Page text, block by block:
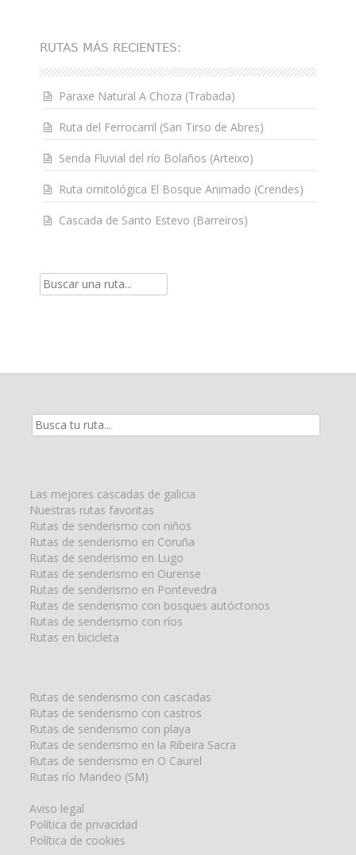
RUTAS MÁS RECIENTES:
Paraxe Natural A Choza (Trabada)
Ruta del Ferrocarril (San Tirso de Abres)
Senda Fluvial del río Bolaños (Arteixo)
Ruta ornitológica El Bosque Animado (Crendes)
Cascada de Santo Estevo (Barreiros)
Resultados
Las mejores cascadas de galicia
Nuestras rutas favoritas
Rutas de senderismo con niños
Rutas de senderismo en Coruña
Rutas de senderismo en Lugo
Rutas de senderismo en Ourense
Rutas de senderismo en Pontevedra
Rutas de senderismo con bosques autóctonos
Rutas de senderismo con ríos
Rutas en bicicleta
Rutas de senderismo con cascadas
Rutas de senderismo con castros
Rutas de senderismo con playa
Rutas de senderismo en la Ribeira Sacra
Rutas de senderismo en O Caurel
Rutas río Mandeo (SM)
Aviso legal
Política de privacidad
Política de cookies